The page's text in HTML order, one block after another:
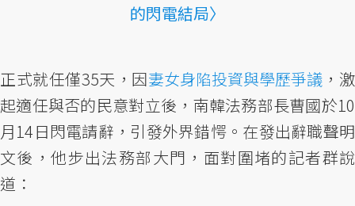
的閃電結局〉
正式就任僅35天，因妻女身陷投資與學歷爭議，激
起適任與否的民意對立後，南韓法務部長曹國於10
月14日閃電請辭，引發外界錯愕。在發出辭職聲明
文後，他步出法務部大門，面對圍堵的記者群說
道：